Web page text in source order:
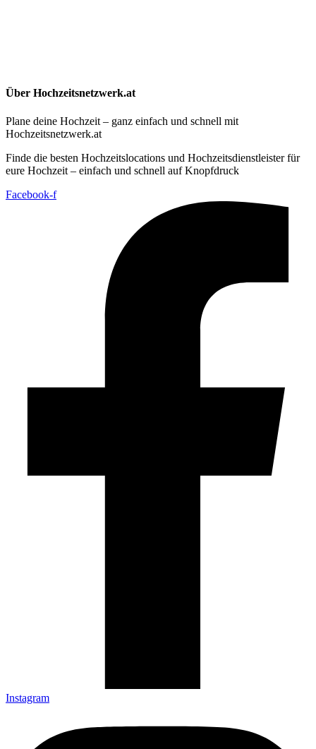
Über Hochzeitsnetzwerk.at
Plane deine Hochzeit – ganz einfach und schnell mit
Hochzeitsnetzwerk.at
Finde die besten Hochzeitslocations und Hochzeitsdienstleister für
eure Hochzeit – einfach und schnell auf Knopfdruck
Facebook-f
Instagram